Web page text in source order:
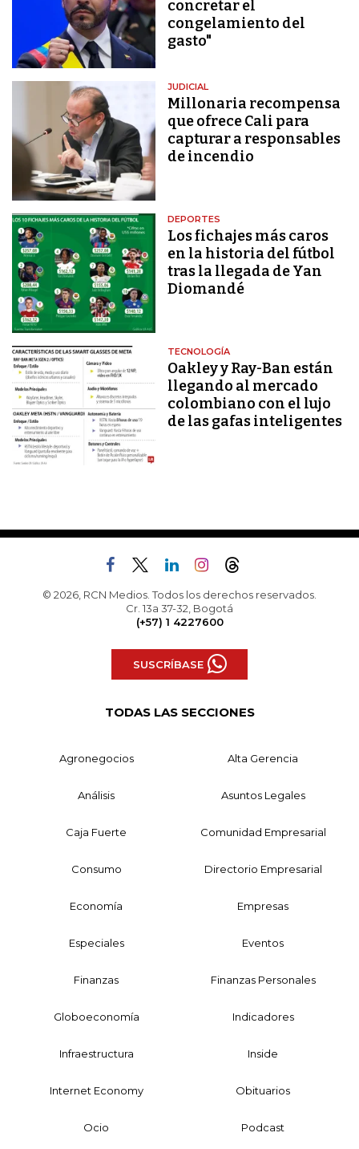
concretar el
congelamiento del
gasto"
JUDICIAL
Millonaria recompensa
que ofrece Cali para
capturar a responsables
de incendio
DEPORTES
Los fichajes más caros
en la historia del fútbol
tras la llegada de Yan
Diomandé
TECNOLOGÍA
Oakley y Ray-Ban están
llegando al mercado
colombiano con el lujo
de las gafas inteligentes
© 2026, RCN Medios. Todos los derechos reservados.
Cr. 13a 37-32, Bogotá
(+57) 1 4227600
SUSCRÍBASE
TODAS LAS SECCIONES
Agronegocios Alta Gerencia
Análisis Asuntos Legales
Caja Fuerte Comunidad Empresarial
Consumo Directorio Empresarial
Economía Empresas
Especiales Eventos
Finanzas Finanzas Personales
Globoeconomía Indicadores
Infraestructura Inside
Internet Economy Obituarios
Ocio Podcast